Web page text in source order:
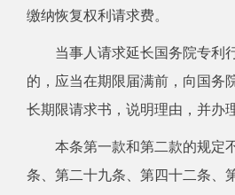
缴纳恢复权利请求费。
当事人请求延长国务院专利
的，应当在期限届满前，向国务
长期限请求书，说明理由，并办
本条第一款和第二款的规定
条、第二十九条、第四十二条、